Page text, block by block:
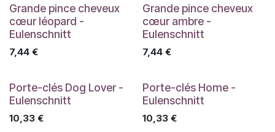
Grande pince cheveux
cœur léopard -
Eulenschnitt
7,44 €
Grande pince cheveux
cœur ambre -
Eulenschnitt
7,44€
Porte-clés Dog Lover -
Eulenschnitt
10,33 €
Porte-clés Home -
Eulenschnitt
10,33€